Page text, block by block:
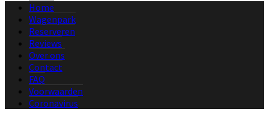
Home
Wagenpark
Reserveren
Reviews
Over ons
Contact
FAQ
Voorwaarden
Coronavirus